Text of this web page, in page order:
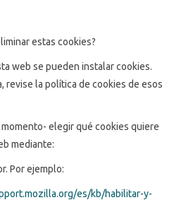
estas cookies?
web se pueden instalar cookies.
revise la política de cookies de esos
elegir qué cookies quiere
mediante:
Por ejemplo:
es/kb/habilitar-y-